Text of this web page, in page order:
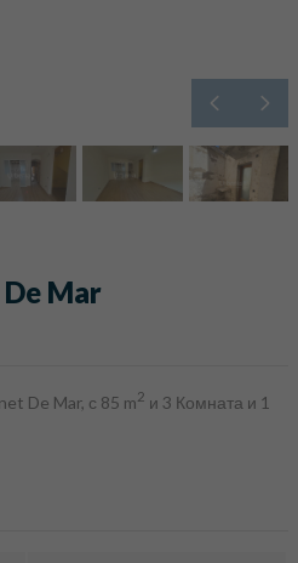
Mar
De Mar, с 85 m2 и 3 Комната и 1